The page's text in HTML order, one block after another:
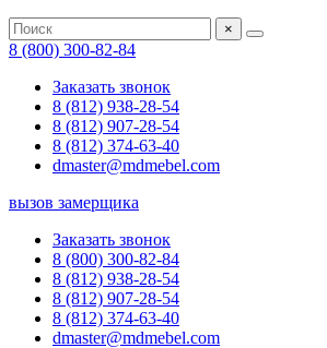
×
8 (800) 300-82-84
Заказать звонок
8 (812) 938-28-54
8 (812) 907-28-54
8 (812) 374-63-40
dmaster@mdmebel.com
вызов замерщика
Заказать звонок
8 (800) 300-82-84
8 (812) 938-28-54
8 (812) 907-28-54
8 (812) 374-63-40
dmaster@mdmebel.com